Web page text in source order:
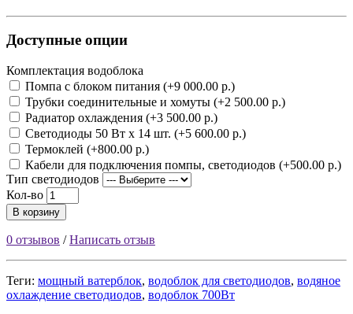
Доступные опции
Комплектация водоблока
Помпа с блоком питания (+9 000.00 р.)
Трубки соединительные и хомуты (+2 500.00 р.)
Радиатор охлаждения (+3 500.00 р.)
Светодиоды 50 Вт х 14 шт. (+5 600.00 р.)
Термоклей (+800.00 р.)
Кабели для подключения помпы, светодиодов (+500.00 р.)
Тип светодиодов
Кол-во
В корзину
0 отзывов /Написать отзыв
Теги: мощный ватерблок, водоблок для светодиодов, водяное
охлаждение светодиодов, водоблок 700Вт